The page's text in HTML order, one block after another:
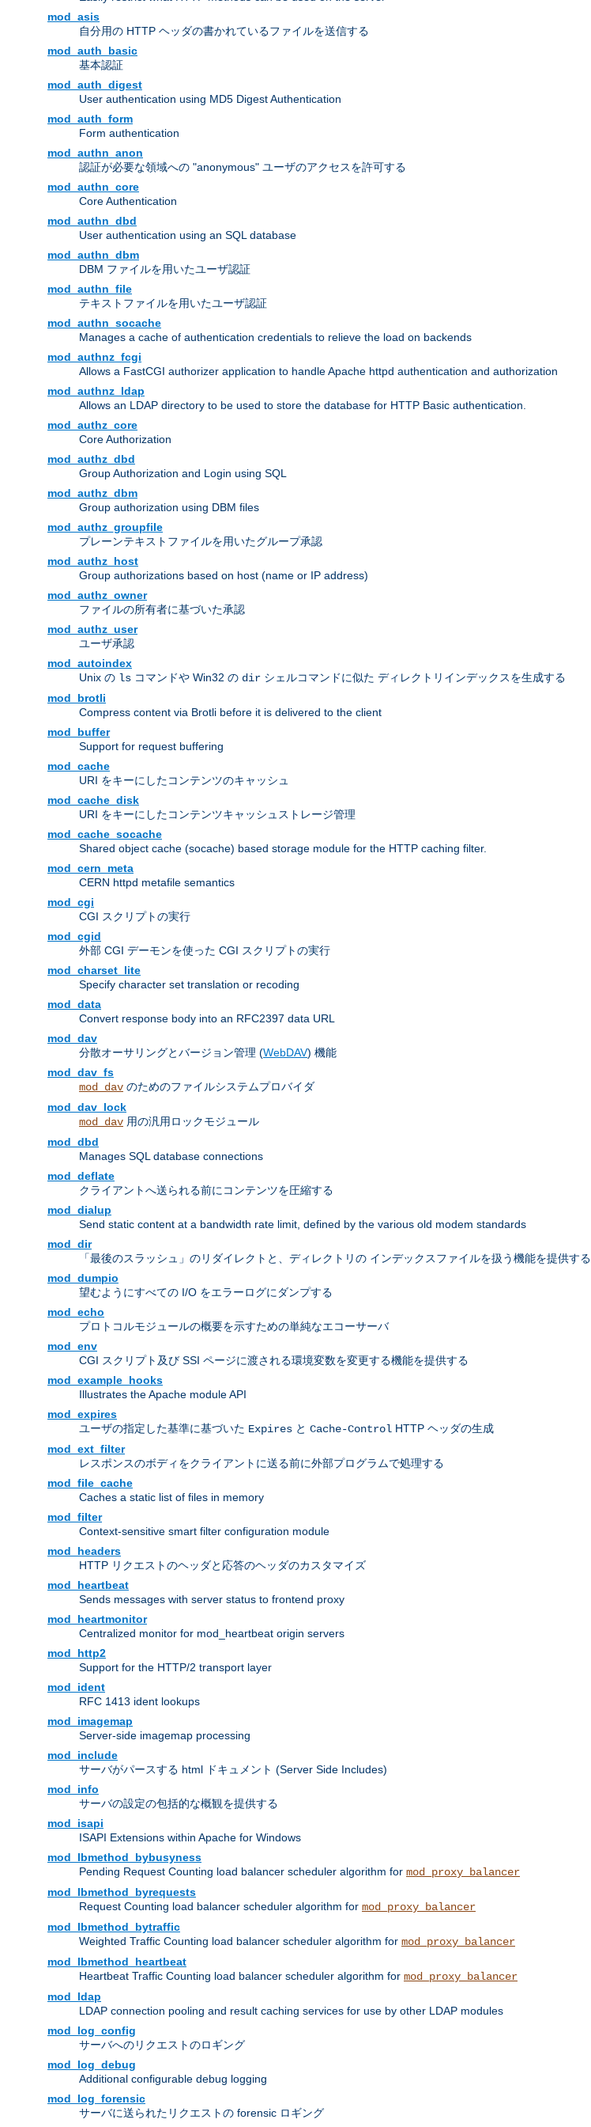
mod_asis
自分用の HTTP ヘッダの書かれているファイルを送信する
mod_auth_basic
基本認証
mod_auth_digest
User authentication using MD5 Digest Authentication
mod_auth_form
Form authentication
mod_authn_anon
認証が必要な領域への "anonymous" ユーザのアクセスを許可する
mod_authn_core
Core Authentication
mod_authn_dbd
User authentication using an SQL database
mod_authn_dbm
DBM ファイルを用いたユーザ認証
mod_authn_file
テキストファイルを用いたユーザ認証
mod_authn_socache
Manages a cache of authentication credentials to relieve the load on backends
mod_authnz_fcgi
Allows a FastCGI authorizer application to handle Apache httpd authentication and authorization
mod_authnz_ldap
Allows an LDAP directory to be used to store the database for HTTP Basic authentication.
mod_authz_core
Core Authorization
mod_authz_dbd
Group Authorization and Login using SQL
mod_authz_dbm
Group authorization using DBM files
mod_authz_groupfile
プレーンテキストファイルを用いたグループ承認
mod_authz_host
Group authorizations based on host (name or IP address)
mod_authz_owner
ファイルの所有者に基づいた承認
mod_authz_user
ユーザ承認
mod_autoindex
Unix の ls コマンドや Win32 の dir シェルコマンドに似た ディレクトリインデックスを生成する
mod_brotli
Compress content via Brotli before it is delivered to the client
mod_buffer
Support for request buffering
mod_cache
URI をキーにしたコンテンツのキャッシュ
mod_cache_disk
URI をキーにしたコンテンツキャッシュストレージ管理
mod_cache_socache
Shared object cache (socache) based storage module for the HTTP caching filter.
mod_cern_meta
CERN httpd metafile semantics
mod_cgi
CGI スクリプトの実行
mod_cgid
外部 CGI デーモンを使った CGI スクリプトの実行
mod_charset_lite
Specify character set translation or recoding
mod_data
Convert response body into an RFC2397 data URL
mod_dav
分散オーサリングとバージョン管理 (WebDAV) 機能
mod_dav_fs
mod_dav のためのファイルシステムプロバイダ
mod_dav_lock
mod_dav 用の汎用ロックモジュール
mod_dbd
Manages SQL database connections
mod_deflate
クライアントへ送られる前にコンテンツを圧縮する
mod_dialup
Send static content at a bandwidth rate limit, defined by the various old modem standards
mod_dir
「最後のスラッシュ」のリダイレクトと、ディレクトリの インデックスファイルを扱う機能を提供する
mod_dumpio
望むようにすべての I/O をエラーログにダンプする
mod_echo
プロトコルモジュールの概要を示すための単純なエコーサーバ
mod_env
CGI スクリプト及び SSI ページに渡される環境変数を変更する機能を提供する
mod_example_hooks
Illustrates the Apache module API
mod_expires
ユーザの指定した基準に基づいた Expires と Cache-Control HTTP ヘッダの生成
mod_ext_filter
レスポンスのボディをクライアントに送る前に外部プログラムで処理する
mod_file_cache
Caches a static list of files in memory
mod_filter
Context-sensitive smart filter configuration module
mod_headers
HTTP リクエストのヘッダと応答のヘッダのカスタマイズ
mod_heartbeat
Sends messages with server status to frontend proxy
mod_heartmonitor
Centralized monitor for mod_heartbeat origin servers
mod_http2
Support for the HTTP/2 transport layer
mod_ident
RFC 1413 ident lookups
mod_imagemap
Server-side imagemap processing
mod_include
サーバがパースする html ドキュメント (Server Side Includes)
mod_info
サーバの設定の包括的な概観を提供する
mod_isapi
ISAPI Extensions within Apache for Windows
mod_lbmethod_bybusyness
Pending Request Counting load balancer scheduler algorithm for mod_proxy_balancer
mod_lbmethod_byrequests
Request Counting load balancer scheduler algorithm for mod_proxy_balancer
mod_lbmethod_bytraffic
Weighted Traffic Counting load balancer scheduler algorithm for mod_proxy_balancer
mod_lbmethod_heartbeat
Heartbeat Traffic Counting load balancer scheduler algorithm for mod_proxy_balancer
mod_ldap
LDAP connection pooling and result caching services for use by other LDAP modules
mod_log_config
サーバへのリクエストのロギング
mod_log_debug
Additional configurable debug logging
mod_log_forensic
サーバに送られたリクエストの forensic ロギング